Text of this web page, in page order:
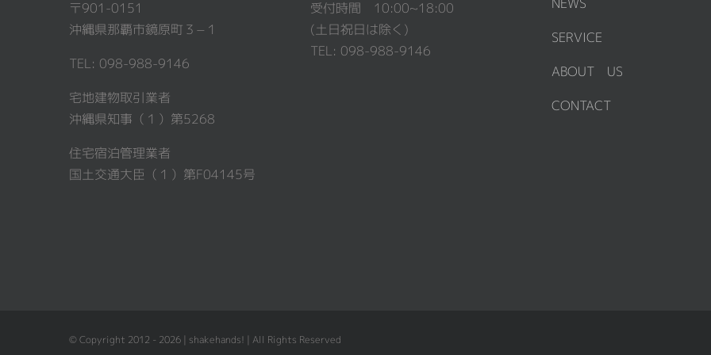
〒901-0151
沖縄県那覇市鏡原町３−１
TEL: 098-988-9146
宅地建物取引業者
沖縄県知事（１）第5268
住宅宿泊管理業者
国土交通大臣（１）第F04145号
受付時間 10:00~18:00
(土日祝日は除く)
TEL: 098-988-9146
SERVICE
ABOUT US
CONTACT
© Copyright 2012 - 2026 | shakehands! | All Rights Reserved